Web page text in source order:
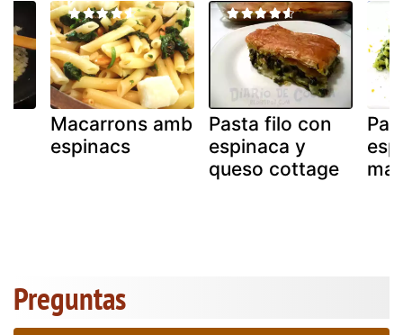
Macarrons amb
espinacs
Pasta filo con
espinaca y
queso cottage
Preguntas